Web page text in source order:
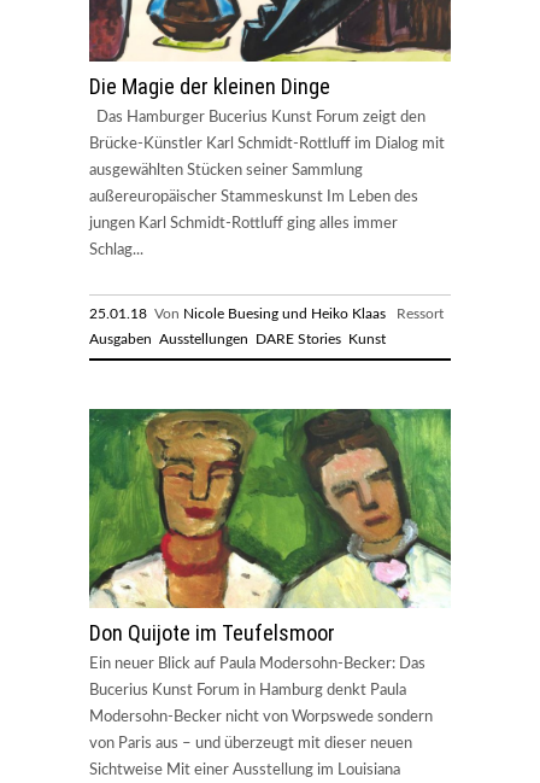
Die Magie der kleinen Dinge
Das Hamburger Bucerius Kunst Forum zeigt den
Brücke-Künstler Karl Schmidt-Rottluff im Dialog mit
ausgewählten Stücken seiner Sammlung
außereuropäischer Stammeskunst Im Leben des
jungen Karl Schmidt-Rottluff ging alles immer
Schlag...
25.01.18 Von Nicole Buesing und Heiko Klaas Ressort
Ausgaben Ausstellungen DARE Stories Kunst
Don Quijote im Teufelsmoor
Ein neuer Blick auf Paula Modersohn-Becker: Das
Bucerius Kunst Forum in Hamburg denkt Paula
Modersohn-Becker nicht von Worpswede sondern
von Paris aus – und überzeugt mit dieser neuen
Sichtweise Mit einer Ausstellung im Louisiana